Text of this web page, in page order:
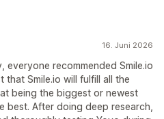
16. Juni 2026
everyone recommended Smile.io
that Smile.io will fulfill all the
being the biggest or newest
best. After doing deep research,